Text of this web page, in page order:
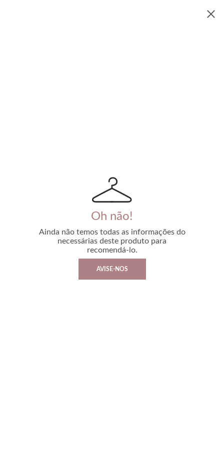
Oh não!
Ainda não temos todas as informações do
necessárias deste produto para
recomendá-lo.
AVISE-NOS